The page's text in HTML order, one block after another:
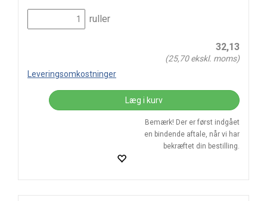
ruller
32,13
(25,70ekskl. moms)
Leveringsomkostninger
Læg i kurv
Bemærk! Der er først indgået
en bindende aftale, når vi har
bekræftet din bestilling.